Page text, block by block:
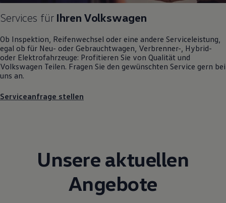
Service und Ersatzteile
Inspektion und HU/AU
Reparaturen und Checks
Räder und Reifen
Pannen- und Unfallhilfe
Economy Service
Volkswagen Teile
Schutz und Pflege
Dienste für Ihr Modell finden
Volkswagen Apps, Login und Shop
Handy und Fahrzeug verbinden
Updates für Software, Karten und Radio
Über Ihr Auto
Vorgängermodelle
Services für Ihren Volkswagen
Ob Inspektion, Reifenwechsel oder eine andere Serviceleistung,
egal ob für Neu- oder Gebrauchtwagen , Verbrenner-, Hybrid-
oder Elektrofahrzeuge: Profitieren Sie von Qualität und
Volkswagen Teilen. Fragen Sie den gewünschten Service gern bei
uns an.
Serviceanfrage stellen
Unsere aktuellen
Angebote